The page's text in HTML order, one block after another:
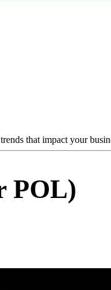
that impact your
POL)